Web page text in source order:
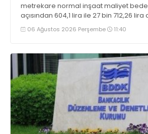
metrekare normal inşaat maliyet
açısından 604,1 lira ile 27 bin 712,26 lira
değişecek
06 Ağustos 2026 Perşembe 11:40